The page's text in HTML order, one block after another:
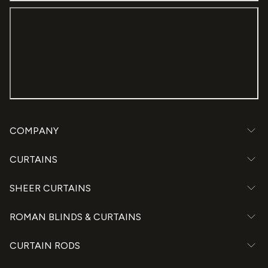
COMPANY
CURTAINS
SHEER CURTAINS
ROMAN BLINDS & CURTAINS
CURTAIN RODS